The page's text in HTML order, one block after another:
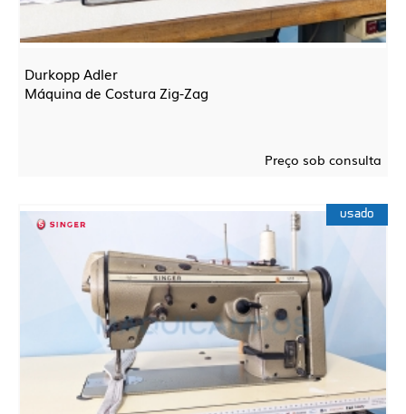
Durkopp Adler
Máquina de Costura Zig-Zag
Preço sob consulta
usado